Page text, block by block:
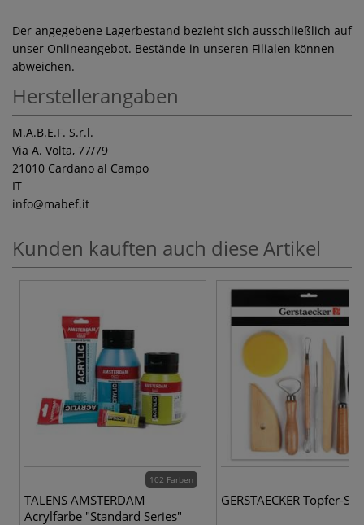
Der angegebene Lagerbestand bezieht sich ausschließlich auf
unser Onlineangebot. Bestände in unseren Filialen können
abweichen.
Herstellerangaben
M.A.B.E.F. S.r.l.
Via A. Volta, 77/79
21010 Cardano al Campo
IT
info@mabef.it
Kunden kauften auch diese Artikel
102 Farben
TALENS AMSTERDAM
Acrylfarbe "Standard Series"
GERSTAECKER Töpfer-Set